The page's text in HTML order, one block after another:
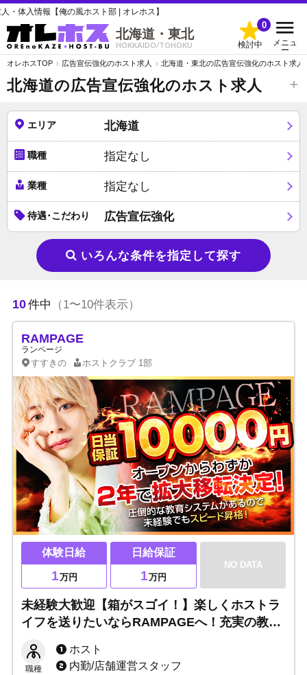
の風ホスト部 | オレホス】
北海道・東北
HOKKAIDO/TOHOKU 検討中
0
メニュ
ー
オレホスTOP 広告宣伝強化のホスト求人 北海道・東北の広告宣伝強化のホスト求人
北海道の広告宣伝強化のホスト求人
エリア 北海道
職種 指定なし
業種 指定なし
待遇･こだわり 広告宣伝強化
いろんな条件を指定して探す
10件中 （1〜10件表示）
RAMPAGE
ランページ
すすきの ホストクラブ 1部
体験日給
1万円
日給保証
1万円
NO DATA
未経験大歓迎【箱がスゴイ！】楽しくホストラ
イフを送りたいならRAMPAGEへ！充実の教育
入！あなたの成長を全力サポート！
職種
ホスト
内勤/店舗運営スタッフ